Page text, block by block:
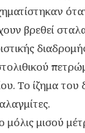
βρεθεί
Το ίζημα του
μισού